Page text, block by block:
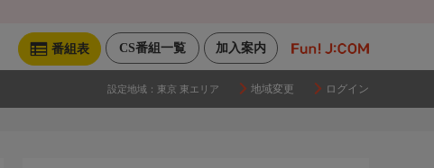
加入案内
CS番組一覧
番組表
設定地域： 東京 東エリア 地域変更 ログイン